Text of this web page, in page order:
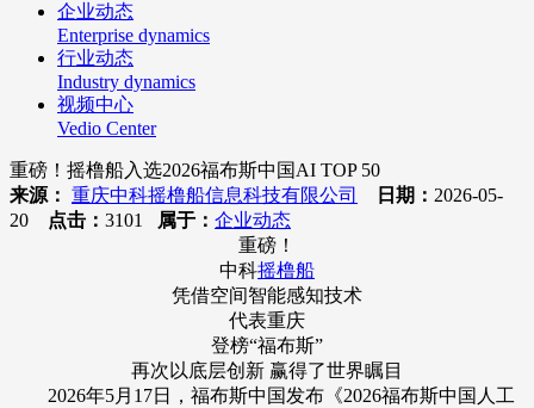
企业动态
Enterprise dynamics
行业动态
Industry dynamics
视频中心
Vedio Center
重磅！摇橹船入选2026福布斯中国AI TOP 50
来源： 重庆中科摇橹船信息科技有限公司 日期： 2026-05-
20
点击： 3101 属于： 企业动态
重磅！
中科摇橹船
凭借空间智能感知技术
代表重庆
登榜“福布斯”
再次以底层创新 赢得了世界瞩目
2026年5月17日，福布斯中国发布《2026福布斯中国人工